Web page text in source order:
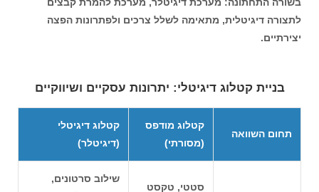
לתצורה דיגיטלית, מתאימה לשלל צרכים ולפתרונות הפצה
יצירתיים.
בניית קטלוג דיגיטלי: יתרונות עסקיים ושיווקיים
תחום השוואה
קטלוג מודפס
(מסורתי)
קטלוג דיגיטלי
(דיגיטלר)
סטטי, טקסט
שילוב סרטונים,